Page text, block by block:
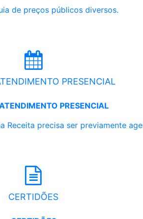
de preços públicos diversos.
PRESENCIAL
PRESENCIAL
Receita precisa ser previamente
CERTIDÕES